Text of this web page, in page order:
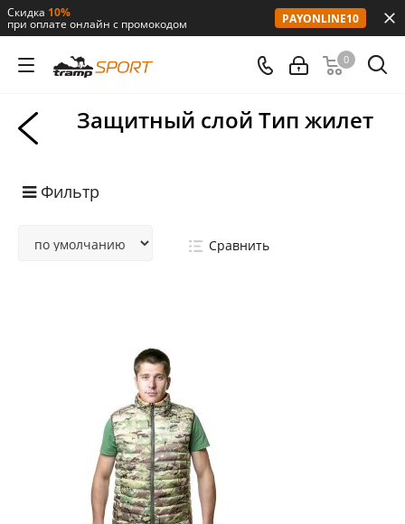
Скидка 10%
при оплате онлайн с промокодом PAYONLINE10
0
Защитный слой Тип жилет
Фильтр
Сравнить